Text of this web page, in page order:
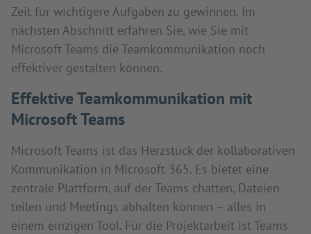
Zeit für wichtigere Aufgaben zu gewinnen. Im
nächsten Abschnitt erfahren Sie, wie Sie mit
Microsoft Teams die Teamkommunikation noch
effektiver gestalten können.
Effektive Teamkommunikation mit
Microsoft Teams
Microsoft Teams ist das Herzstück der kollaborativen
Kommunikation in Microsoft 365. Es bietet eine
zentrale Plattform, auf der Teams chatten, Dateien
teilen und Meetings abhalten können – alles in
einem einzigen Tool. Für die Projektarbeit ist Teams